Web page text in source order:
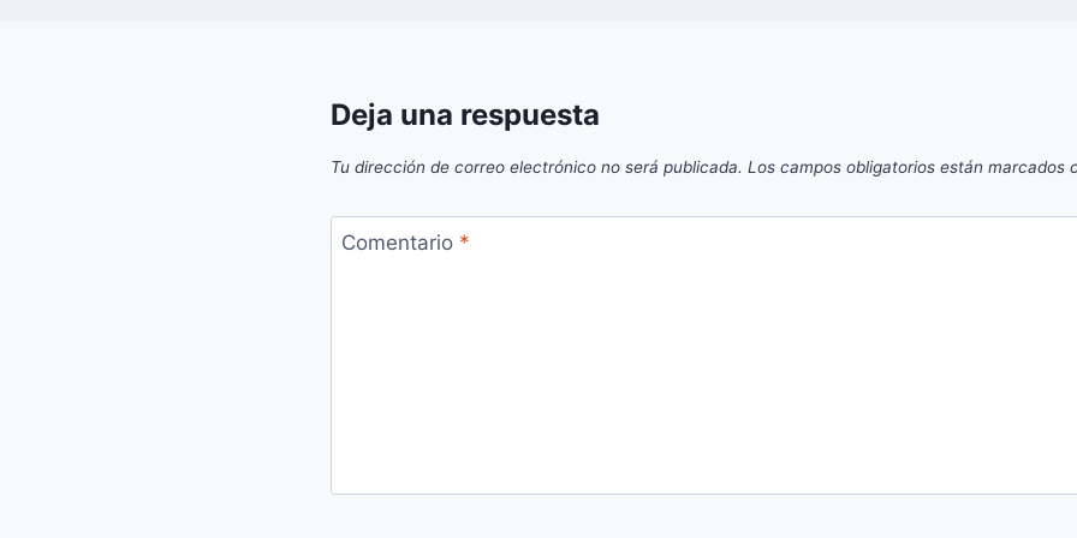
Deja una respuesta
Tu dirección de correo electrónico no será publicada. Los campos obligatorios están marcados
Comentario *